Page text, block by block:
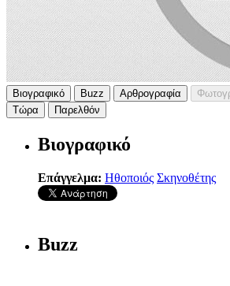
Βιογραφικό Buzz Αρθρογραφία
Τώρα
Παρελθόν
Βιογραφικό
Επάγγελμα: Ηθοποιός Σκηνοθέτης
Buzz